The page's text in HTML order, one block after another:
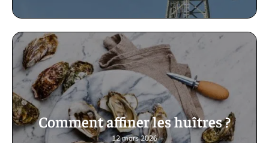
Comment affiner les huîtres ?
12 mars 2026